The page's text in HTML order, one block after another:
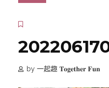
by 一起趣 𝐓𝐨𝐠𝐞𝐭𝐡𝐞𝐫 𝐅𝐮𝐧